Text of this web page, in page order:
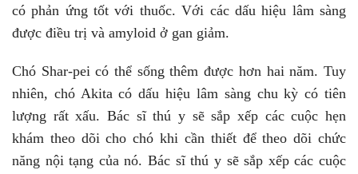
có phản ứng tốt với thuốc. Với các dấu hiệu lâm sàng
được điều trị và amyloid ở gan giảm.
Chó Shar-pei có thể sống thêm được hơn hai năm. Tuy
nhiên, chó Akita có dấu hiệu lâm sàng chu kỳ có tiên
lượng rất xấu. Bác sĩ thú y sẽ sắp xếp các cuộc hẹn
khám theo dõi cho chó khi cần thiết để theo dõi chức
năng nội tạng của nó. Bác sĩ thú y sẽ sắp xếp các cuộc